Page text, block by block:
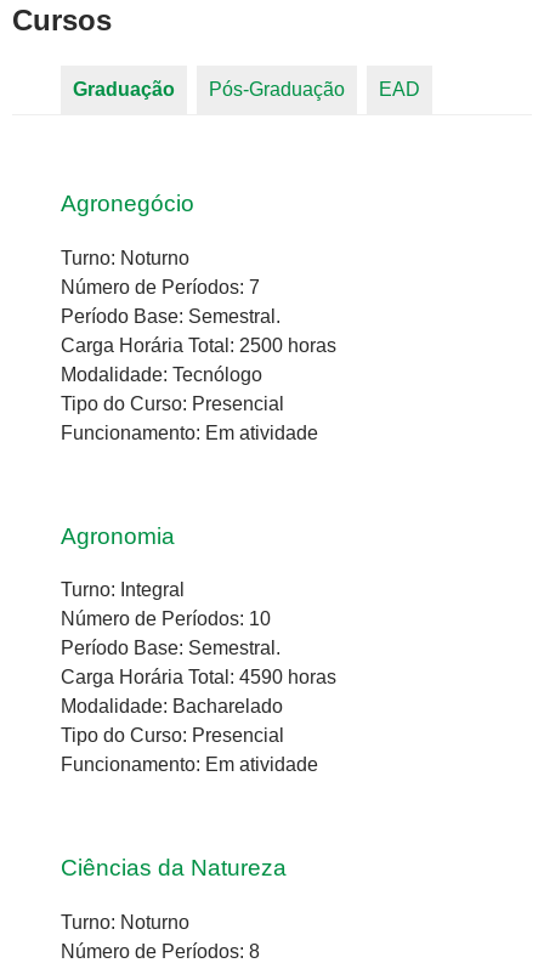
Cursos
Graduação (aba ativa)
Pós-Graduação EAD
Agronegócio
Turno: Noturno
Número de Períodos: 7
Período Base: Semestral.
Carga Horária Total: 2500 horas
Modalidade: Tecnólogo
Tipo do Curso: Presencial
Funcionamento: Em atividade
Agronomia
Turno: Integral
Número de Períodos: 10
Período Base: Semestral.
Carga Horária Total: 4590 horas
Modalidade: Bacharelado
Tipo do Curso: Presencial
Funcionamento: Em atividade
Ciências da Natureza
Turno: Noturno
Número de Períodos: 8